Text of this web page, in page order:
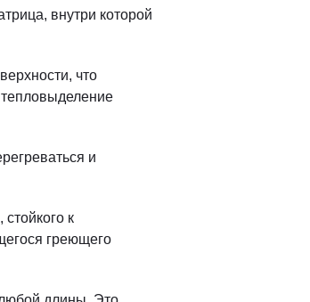
внутри которой
что
и
к
греющего